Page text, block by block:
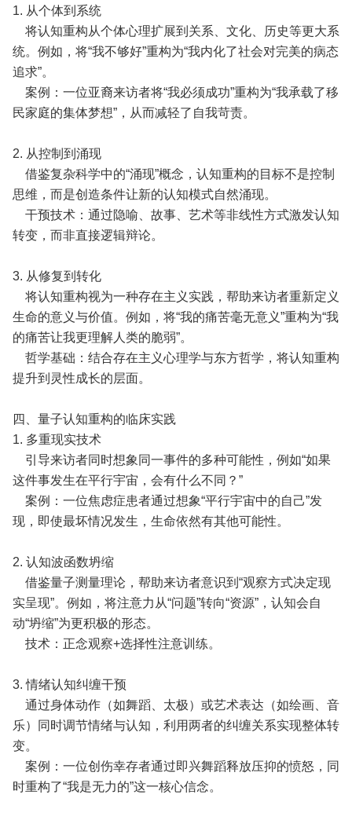
1. 从个体到系统
将认知重构从个体心理扩展到关系、文化、历史等更大系
统。例如，将“我不够好”重构为“我内化了社会对完美的病态
追求”。
案例：一位亚裔来访者将“我必须成功”重构为“我承载了移
民家庭的集体梦想”，从而减轻了自我苛责。
2. 从控制到涌现
借鉴复杂科学中的“涌现”概念，认知重构的目标不是控制
思维，而是创造条件让新的认知模式自然涌现。
干预技术：通过隐喻、故事、艺术等非线性方式激发认知
转变，而非直接逻辑辩论。
3. 从修复到转化
将认知重构视为一种存在主义实践，帮助来访者重新定义
生命的意义与价值。例如，将“我的痛苦毫无意义”重构为“我
的痛苦让我更理解人类的脆弱”。
哲学基础：结合存在主义心理学与东方哲学，将认知重构
提升到灵性成长的层面。
四、量子认知重构的临床实践
1. 多重现实技术
引导来访者同时想象同一事件的多种可能性，例如“如果
这件事发生在平行宇宙，会有什么不同？”
案例：一位焦虑症患者通过想象“平行宇宙中的自己”发
现，即使最坏情况发生，生命依然有其他可能性。
2. 认知波函数坍缩
借鉴量子测量理论，帮助来访者意识到“观察方式决定现
实呈现”。例如，将注意力从“问题”转向“资源”，认知会自
动“坍缩”为更积极的形态。
技术：正念观察+选择性注意训练。
3. 情绪认知纠缠干预
通过身体动作（如舞蹈、太极）或艺术表达（如绘画、音
乐）同时调节情绪与认知，利用两者的纠缠关系实现整体转
变。
案例：一位创伤幸存者通过即兴舞蹈释放压抑的愤怒，同
时重构了“我是无力的”这一核心信念。